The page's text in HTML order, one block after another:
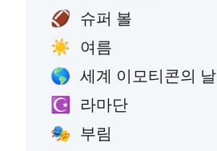
🏈 슈퍼 볼
☀️ 여름
🌎 세계 이모티콘의 날
☪️ 라마단
🎭 부림